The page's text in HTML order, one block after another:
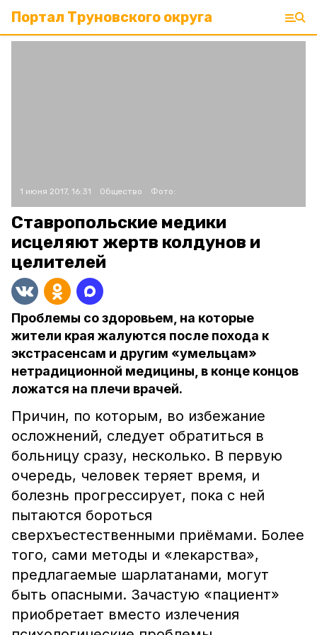
Портал Труновского округа
1 июня 2017, 16:31 Общество Фото:
Ставропольские медики
исцеляют жертв колдунов и
целителей
Проблемы со здоровьем, на которые
жители края жалуются после похода к
экстрасенсам и другим «умельцам»
нетрадиционной медицины, в конце концов
ложатся на плечи врачей.
Причин, по которым, во избежание
осложнений, следует обратиться в
больницу сразу, несколько. В первую
очередь, человек теряет время, и
болезнь прогрессирует, пока с ней
пытаются бороться
сверхъестественными приёмами. Более
того, сами методы и «лекарства»,
предлагаемые шарлатанами, могут
быть опасными. Зачастую «пациент»
приобретает вместо излечения